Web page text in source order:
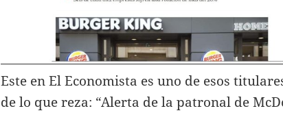
Este en El Economista es uno de esos
de lo que reza: “Alerta de la patronal de